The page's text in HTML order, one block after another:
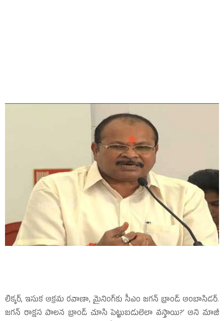
లిక్కర్‌, ఇసుక అక్రమ రవాణా, మైనింగ్‌కు సీఎం జగన్‌ బ్రాండ్‌ అంబాసిడర్‌.
జగన్‌ రాక్షస పాలన బ్రాండ్‌ చూసి పెట్టుబడులెలా వస్తాయి?’ అని మాజీ